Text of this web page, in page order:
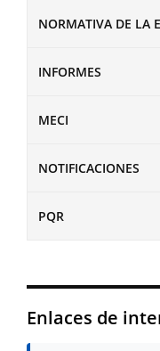
NORMATIVA DE LA
INFORMES
MECI
NOTIFICACIONES
PQR
Enlaces de